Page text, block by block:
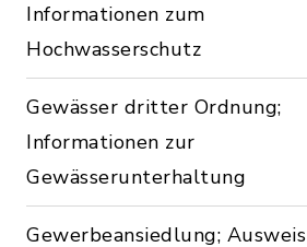
Informationen zum
Hochwasserschutz
Gewässer dritter Ordnung;
Informationen zur
Gewässerunterhaltung
Gewerbeansiedlung; Ausweis